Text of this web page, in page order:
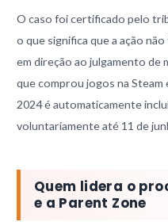
O caso foi certificado pelo
o que significa que a ação
em direção ao julgamento
que comprou jogos na
2024 é automaticamente
voluntariamente até 11 de
Quem lidera o
e a Parent Zone